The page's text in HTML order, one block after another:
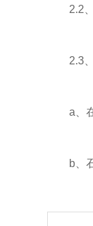
2.2、
2.3、
a、在
b、石